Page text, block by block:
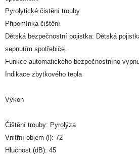
Pyrolytické čistění trouby
Připomínka čištění
Dětská bezpečnostní pojistka: Dětská
sepnutím spotřebiče.
Funkce automatického bezpečnostního
Indikace zbytkového tepla
Výkon
Čištění trouby: Pyrolýza
Vnitřní objem (l): 72
Hlučnost (dB): 45